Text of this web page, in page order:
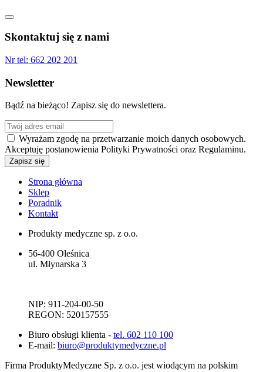
Skontaktuj się z nami
Nr tel: 662 202 201
Newsletter
Bądź na bieżąco! Zapisz się do newslettera.
Wyrażam zgodę na przetwarzanie moich danych osobowych.
Akceptuję postanowienia Polityki Prywatności oraz Regulaminu.
Strona główna
Sklep
Poradnik
Kontakt
Produkty medyczne sp. z o.o.
56-400 Oleśnica
ul. Młynarska 3
NIP: 911-204-00-50
REGON: 520157555
Biuro obsługi klienta - tel. 602 110 100
E-mail: biuro@produktymedyczne.pl
Firma ProduktyMedyczne Sp. z o.o. jest wiodącym na polskim